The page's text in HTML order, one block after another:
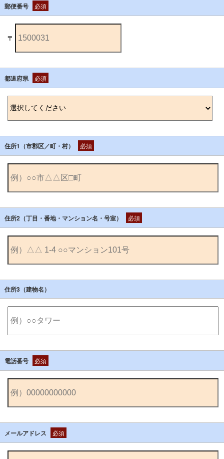
郵便番号 必須
〒
都道府県 必須
住所1（市郡区／町・村） 必須
住所2（丁目・番地・マンション名・号室） 必須
住所3（建物名）
電話番号 必須
メールアドレス 必須